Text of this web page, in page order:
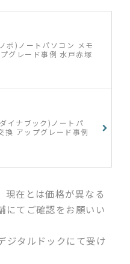
ボ)ノートパソコン メモ
グレード事例 水戸赤塚
イナブック)ノートパ
換 アップグレード事例
現在とは価格が異なる
にてご確認をお願いい
ジタルドックにて受け